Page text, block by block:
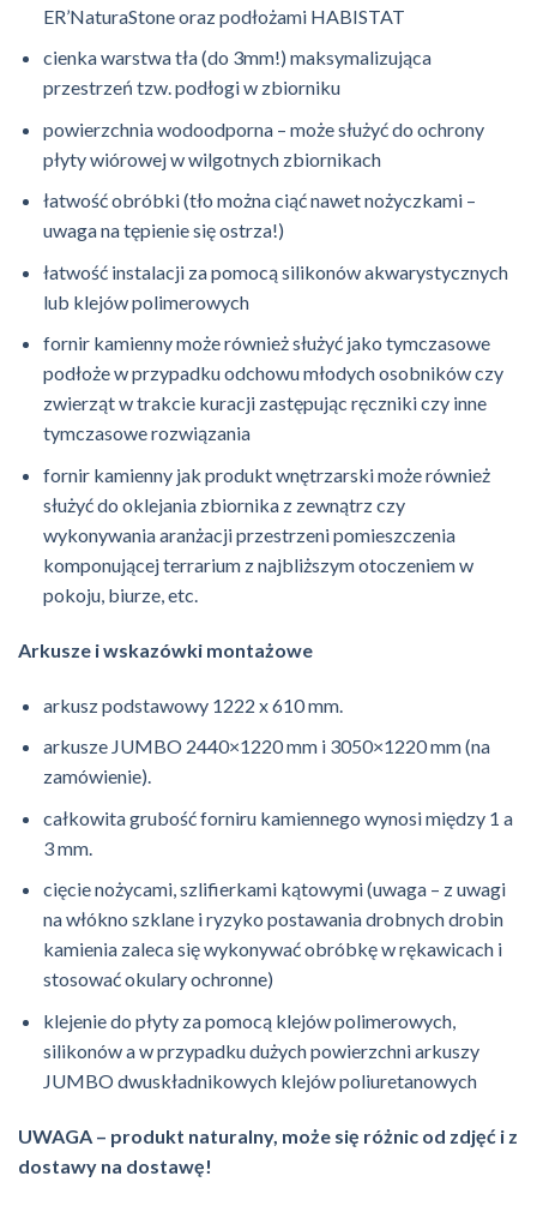
ER’NaturaStoneoraz podłożami HABISTAT
cienka warstwa tła (do 3mm!) maksymalizująca
przestrzeń tzw. podłogi w zbiorniku
powierzchnia wodoodporna – może służyć do ochrony
płyty wiórowej w wilgotnych zbiornikach
łatwość obróbki (tło można ciąć nawet nożyczkami –
uwaga na tępienie się ostrza!)
łatwość instalacji za pomocą silikonów akwarystycznych
lub klejów polimerowych
fornir kamienny może również służyć jako tymczasowe
podłoże w przypadku odchowu młodych osobników czy
zwierząt w trakcie kuracji zastępując ręczniki czy inne
tymczasowe rozwiązania
fornir kamienny jak produkt wnętrzarski może również
służyć do oklejania zbiornika z zewnątrz czy
wykonywania aranżacji przestrzeni pomieszczenia
komponującej terrarium z najbliższym otoczeniem w
pokoju, biurze, etc.
Arkusze i wskazówki montażowe
arkusz podstawowy 1222 x 610 mm.
arkusze JUMBO 2440×1220 mm i 3050×1220 mm (na
zamówienie).
całkowita grubość forniru kamiennego wynosi między 1 a
3 mm.
cięcie nożycami, szlifierkami kątowymi (uwaga – z uwagi
na włókno szklane i ryzyko postawania drobnych drobin
kamienia zaleca się wykonywać obróbkę w rękawicach i
stosować okulary ochronne)
klejenie do płyty za pomocą klejów polimerowych,
silikonów a w przypadku dużych powierzchni arkuszy
JUMBO dwuskładnikowych klejów poliuretanowych
UWAGA – produkt naturalny, może się różnic od zdjęć i z
dostawy na dostawę!